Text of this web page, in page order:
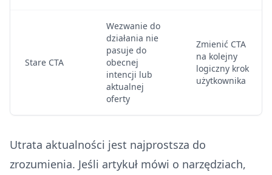
Stare CTA
Wezwanie do
działania nie
pasuje do
obecnej
intencji lub
aktualnej
oferty
Zmienić CTA
na kolejny
logiczny krok
użytkownika
Utrata aktualności jest najprostsza do
zrozumienia. Jeśli artykuł mówi o narzędziach,